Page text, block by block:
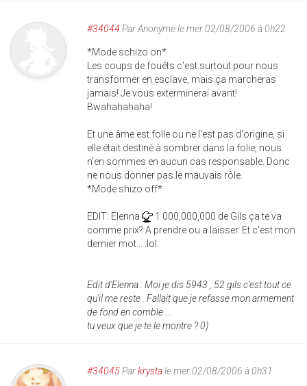
#34044 ParAnonymele mer 02/08/2006 à 0h22
*Mode schizo on*
Les coups de fouêts c'est surtout pour nous
transformer en esclave, mais ça marcheras
jamais! Je vous exterminerai avant!
Bwahahahaha!
Et une âme est folle ou ne l'est pas d'origine, si
elle était destiné à sombrer dans la folie, nous
n'en sommes en aucun cas responsable. Donc
ne nous donner pas le mauvais rôle.
*Mode shizo off*
EDIT: Elenna
1 000,000,000 de Gils ça te va
comme prix? A prendre ou a laisser. Et c'est mon
dernier mot... :lol:
Edit d'Elenna : Moi je dis 5943 , 52 gils c'est tout ce
qu'il me reste . Fallait que je refasse mon armement
de fond en comble ...
tu veux que je te le montre ? 0)
#34045Parkrystale mer 02/08/2006 à 0h31